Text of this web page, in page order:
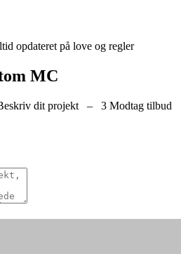
opdateret på love og regler
MC
dit projekt – 3 Modtag tilbud